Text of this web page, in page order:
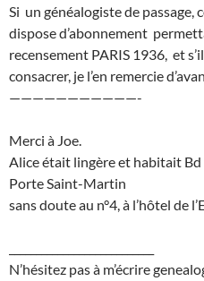
Si un généalogiste de passage,
dispose d’abonnement
recensement PARIS 1936, et
consacrer, je l’en remercie
———————————-
Merci à Joe.
Alice était lingère et habitait
Porte Saint-Martin
sans doute au n°4, à l’hôtel de
N’hésitez pas à m’écrire